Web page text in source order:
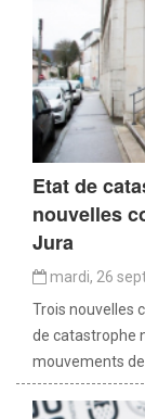
Etat de
nouvelles
Jura
mardi, 26
Trois nouvelles
de catastrophe
mouvements